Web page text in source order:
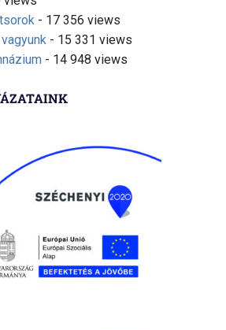
- 17 356 views
- 15 331 views
- 14 948 views